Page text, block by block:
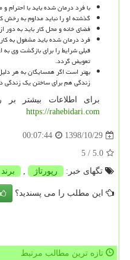
با فرد درمان شده باید با احترام
گذشته او را نباید مداوم به رخش
فضای خانه و محل کار باید به دور
فرد درمان شده باید مشغول به
قبلی شرایط را برای بازگشت وی به
تعویض گردد.
بهتر است اگر همسایگان به هر
زندگی هم برای ساختن یک زندگی
برای اطلاعات بیشتر بر
https://rahebidari.com
1398/10/29
00:07:44
5.0
/ 5
تگهای خبر:
رپورتاژ , برند
این مطلب را می پسندید؟
تازه ترین مطالب مرتبط